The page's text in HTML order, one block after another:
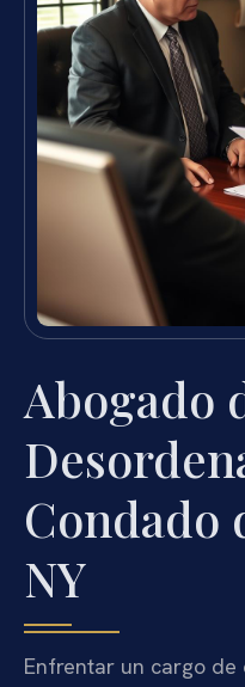
Abogado
Condado
NY
Enfrentar un cargo